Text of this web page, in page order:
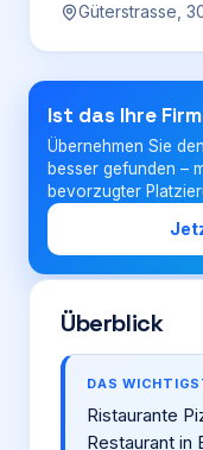
Güterstrasse,
Ist das Ihre
Übernehmen Sie
besser gefunden –
bevorzugter
Überblick
DAS
Ristaurante
Restaurant in